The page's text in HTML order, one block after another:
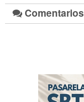
Comentarios